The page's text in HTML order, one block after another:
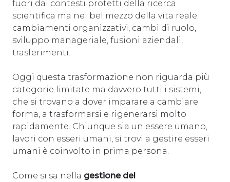
fuori dai contesti protetti della ricerca
scientifica ma nel bel mezzo della vita reale:
cambiamenti organizzativi, cambi di ruolo,
sviluppo manageriale, fusioni aziendali,
trasferimenti.
Oggi questa trasformazione non riguarda più
categorie limitate ma davvero tutti i sistemi,
che si trovano a dover imparare a cambiare
forma, a trasformarsi e rigenerarsi molto
rapidamente. Chiunque sia un essere umano,
lavori con esseri umani, si trovi a gestire esseri
umani è coinvolto in prima persona.
Come si sa nella gestione del